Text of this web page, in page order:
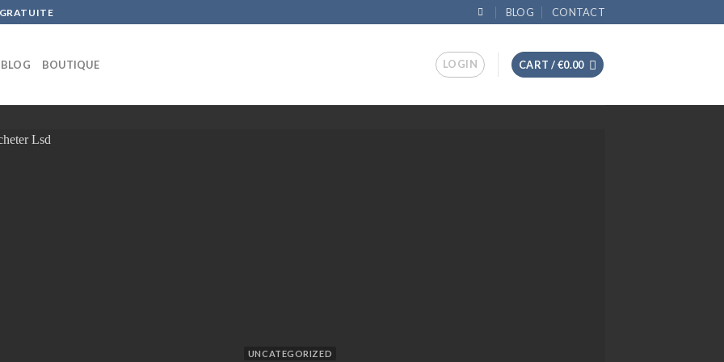
BLOG CONTACT
BLOG BOUTIQUE LOGIN CART /€0.00
UNCATEGORIZED